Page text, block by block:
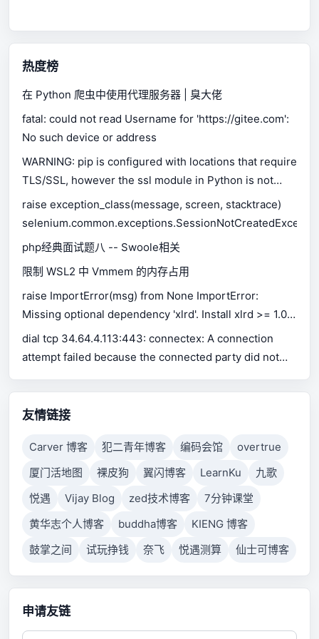
热度榜
在 Python 爬虫中使用代理服务器 | 臭大佬
fatal: could not read Username for 'https://gitee.com':
No such device or address
WARNING: pip is configured with locations that require
TLS/SSL, however the ssl module in Python is not
available.
raise exception_class(message, screen, stacktrace)
php经典面试题八 -- Swoole相关
限制 WSL2 中 Vmmem 的内存占用
raise ImportError(msg) from None ImportError:
Missing optional dependency 'xlrd'. Install xlrd >= 1.0.0
for Excel support Use pip or conda to install xlrd.
dial tcp 34.64.4.113:443: connectex: A connection
attempt failed because the connected party did not
connection failed because connected host has failed
to respond.
友情链接
Carver 博客 犯二青年博客 编码会馆
overtrue
厦门活地图
裸皮狗 翼闪博客 LearnKu
九歌
悦遇
Vijay Blog zed技术博客
7分钟课堂
黄华志个人博客
buddha博客
KIENG 博客
鼓掌之间
试玩挣钱 奈飞 悦遇测算 仙士可博客
申请友链